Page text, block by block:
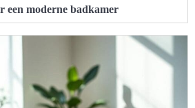
een moderne badkamer